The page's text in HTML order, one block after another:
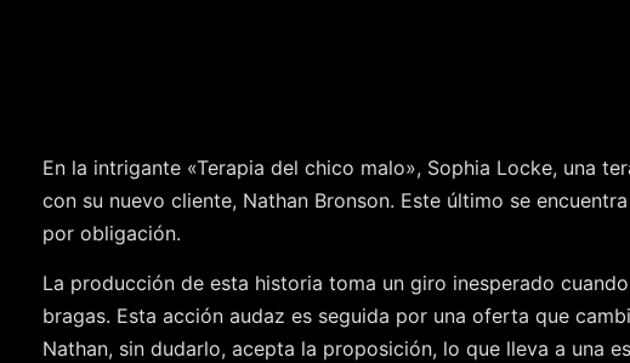
En la intrigante «Terapia del chico malo», Sophia Locke, una
con su nuevo cliente, Nathan Bronson. Este último se
por obligación.
La producción de esta historia toma un giro inesperado
bragas. Esta acción audaz es seguida por una oferta que
Nathan, sin dudarlo, acepta la proposición, lo que lleva a una